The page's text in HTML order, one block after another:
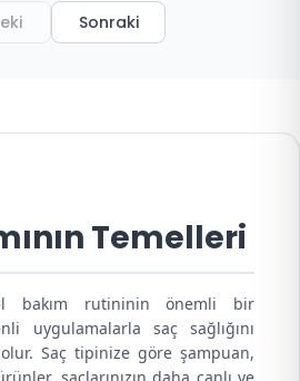
Sonraki
Temelleri
bakım rutininin önemli bir
uygulamalarla saç sağlığını
olur. Saç tipinize göre şampuan,